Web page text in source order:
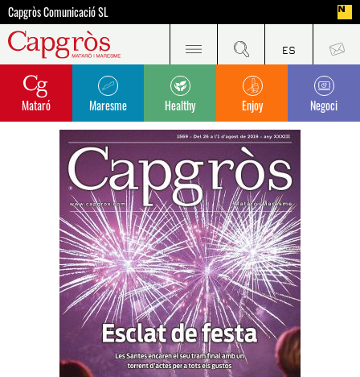
Capgròs Comunicació SL
Mataró Maresme Healthy Enjoy Negoci